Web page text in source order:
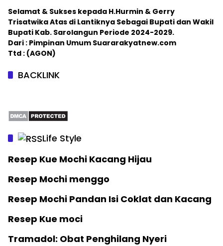
Selamat & Sukses kepada H.Hurmin & Gerry
Trisatwika Atas di Lantiknya Sebagai Bupati dan Wakil
Bupati Kab. Sarolangun Periode 2024-2029.
Dari : Pimpinan Umum Suararakyatnew.com
Ttd : (AGON)
BACKLINK
Life Style
Resep Kue Mochi Kacang Hijau
Resep Mochi menggo
Resep Mochi Pandan Isi Coklat dan Kacang
Resep Kue moci
Tramadol: Obat Penghilang Nyeri